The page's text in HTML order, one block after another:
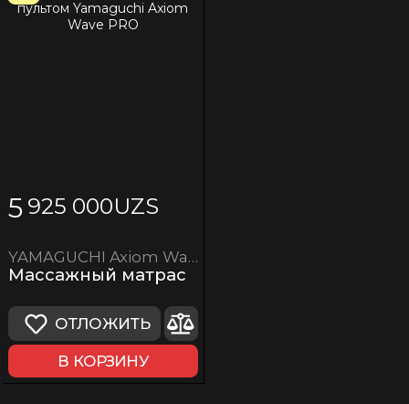
5 925 000UZS
YAMAGUCHI Axiom Wave PRO
Массажный матрас
ОТЛОЖИТЬ
В КОРЗИНУ